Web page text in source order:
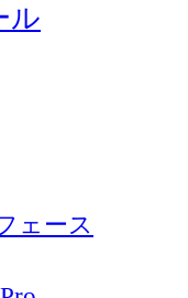
ル
ェース